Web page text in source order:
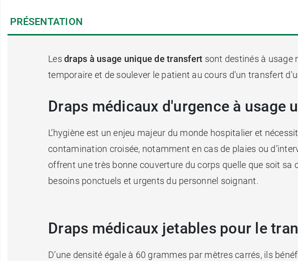
PRÉSENTATION
Les draps à usage unique de transfert sont destinés à usage
temporaire et de soulever le patient au cours d'un transfert
Draps médicaux d'urgence à usage
L’hygiène est un enjeu majeur du monde hospitalier et
contamination croisée, notamment en cas de plaies ou
offrent une très bonne couverture du corps quelle que soit
besoins ponctuels et urgents du personnel soignant.
Draps médicaux jetables pour le
D’une densité égale à 60 grammes par mètres carrés, ils